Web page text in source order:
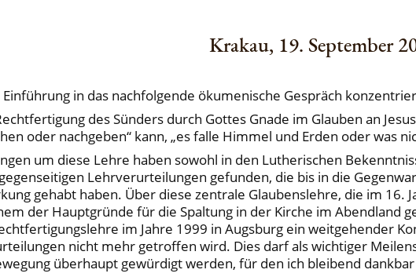
Krakau, 19. September
in das nachfolgende ökumenische Gespräch
des Sünders durch Gottes Gnade im Glauben an
oder nachgeben“ kann, „es falle Himmel und Erden oder was
um diese Lehre haben sowohl in den Lutherischen
Lehrverurteilungen gefunden, die bis in die
gehabt haben. Über diese zentrale Glaubenslehre, die im 16.
der Hauptgründe für die Spaltung in der Kirche im Abendland
im Jahre 1999 in Augsburg ein weitgehender
nicht mehr getroffen wird. Dies darf als wichtiger
überhaupt gewürdigt werden, für den ich bleibend